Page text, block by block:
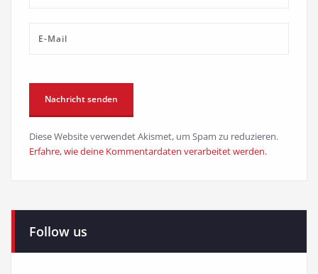
Diese Website verwendet Akismet, um Spam zu reduzieren.
Erfahre, wie deine Kommentardaten verarbeitet werden.
Follow us